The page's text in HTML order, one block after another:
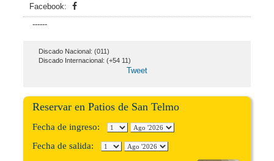
Facebook:
------
Discado Nacional: (011)
Discado Internacional: (+54 11)
Tweet
Reservar en Patios de San Telmo
Fecha de ingreso:
Fecha de salida: